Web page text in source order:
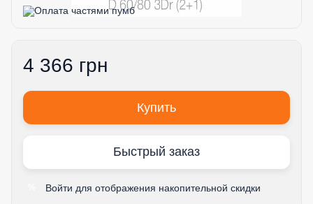
4 366 грн
Купить
Быстрый заказ
Войти для отображения накопительной скидки